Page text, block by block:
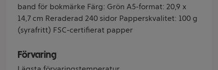
band för bokmärke Färg: Grön A5-format: 20,9 x
14,7 cm Reraderad 240 sidor Papperskvalitet: 100 g
(syrafritt) FSC-certifierat papper
Förvaring